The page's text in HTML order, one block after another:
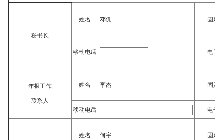
秘书长
姓名 邓侃 固
移动电话 电
年报工作
联系人
姓名 李杰 固
移动电话 电
姓名 何宇 固